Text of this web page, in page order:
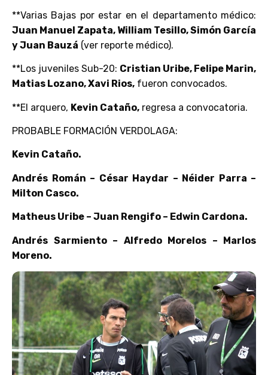
**Varias Bajas por estar en el departamento médico:
Juan Manuel Zapata, William Tesillo, Simón García
y Juan Bauzá (ver reporte médico).
**Los juveniles Sub-20: Cristian Uribe, Felipe Marin,
Matias Lozano, Xavi Rios, fueron convocados.
**El arquero, Kevin Cataño, regresa a convocatoria.
PROBABLE FORMACIÓN VERDOLAGA:
Kevin Cataño.
Andrés Román – César Haydar – Néider Parra –
Milton Casco.
Matheus Uribe – Juan Rengifo – Edwin Cardona.
Andrés Sarmiento – Alfredo Morelos – Marlos
Moreno.